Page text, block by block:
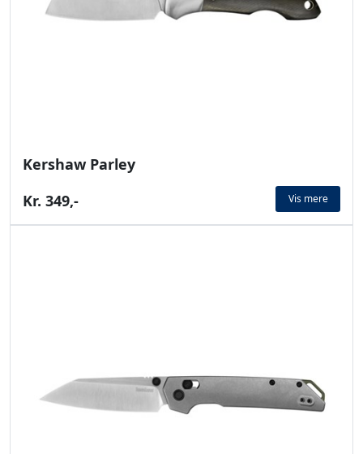
Kershaw Parley
Kr. 349,-
Vis mere